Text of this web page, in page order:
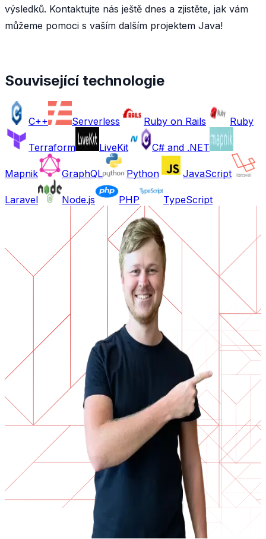
výsledků. Kontaktujte nás ještě dnes a zjistěte, jak vám
můžeme pomoci s vaším dalším projektem Java!
Související technologie
C++ Serverless Ruby on Rails Ruby
Terraform LiveKit C# and .NET
Mapnik GraphQL Python JavaScript
Laravel Node.js PHP TypeScript